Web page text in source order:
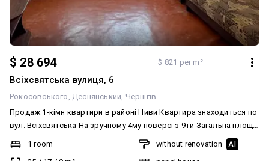
$ 28 694 $ 821 per m²
Всіхсвятська вулиця, 6
Рокосовського Деснянський Чернігів
Продаж 1-кімн квартири в районі Ниви Квартира знаходиться по
вул. Всіхсвятська На зручному 4му поверсі з 9ти Загальна площа
35 м2, кімната 17 м2, кухня 9 м2 Квартира в задовільному стані,
1 room
without renovation AI